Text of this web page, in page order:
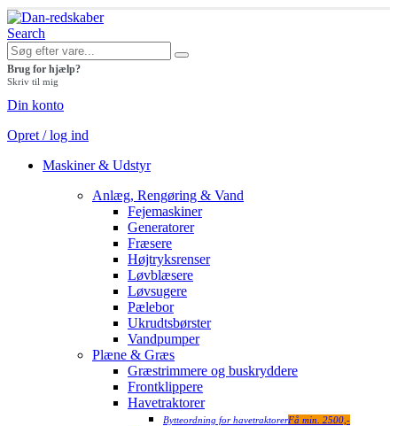
Search
Brug for hjælp?
Skriv til mig
Din konto
Opret / log ind
Maskiner & Udstyr
Anlæg, Rengøring & Vand
Fejemaskiner
Generatorer
Fræsere
Højtryksrenser
Løvblæsere
Løvsugere
Pælebor
Ukrudtsbørster
Vandpumper
Plæne & Græs
Græstrimmere og buskryddere
Frontklippere
Havetraktorer
Bytteordning for havetraktorerFå min. 2500,-